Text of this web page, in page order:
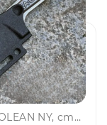
Тактически нож за врат Ka-BAR OLEAN NY, стомана 425, кания ABS